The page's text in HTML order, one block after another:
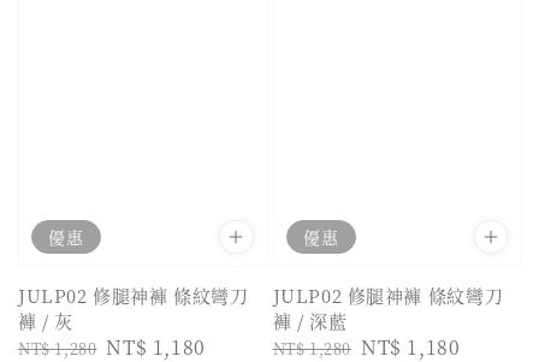
優惠
JULP02 修腿神褲 條紋彎刀
褲 / 灰
Regular
NT$ 1,280 Sale
NT$ 1,180
優惠
JULP02 修腿神褲 條紋彎刀
褲 / 深藍
Regular
NT$ 1,280 Sale
NT$ 1,180